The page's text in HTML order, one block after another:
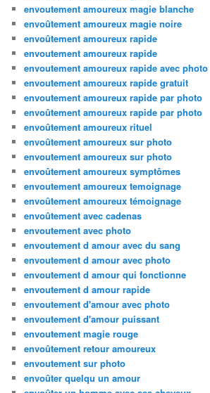
envoutement amoureux magie blanche
envoûtement amoureux magie noire
envoûtement amoureux rapide
envoutement amoureux rapide
envoutement amoureux rapide avec photo
envoutement amoureux rapide gratuit
envoutement amoureux rapide par photo
envoûtement amoureux rapide par photo
envoûtement amoureux rituel
envoûtement amoureux sur photo
envoutement amoureux sur photo
envoûtement amoureux symptômes
envoutement amoureux temoignage
envoûtement amoureux témoignage
envoûtement avec cadenas
envoutement avec photo
envoutement d amour avec du sang
envoutement d amour avec photo
envoutement d amour qui fonctionne
envoutement d amour rapide
envoutement d'amour avec photo
envoutement d'amour puissant
envoutement magie rouge
envoûtement retour amoureux
envoutement sur photo
envoûter quelqu un amour